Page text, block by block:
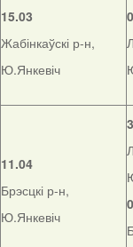
15.03
Жабінкаўскі р-н,
Ю.Янкевіч
11.04
Брэсцкі р-н,
Ю.Янкевіч